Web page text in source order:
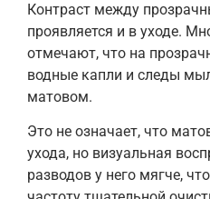
Контраст между
проявляется и в уходе.
отмечают, что на
водные капли и следы
матовом.
Это не означает, что
ухода, но визуальная
разводов у него мягче,